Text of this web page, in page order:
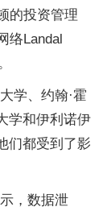
的投资管理
络Landal
学、约翰·霍
学和伊利诺伊
们都受到了影
，数据泄